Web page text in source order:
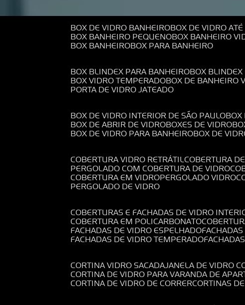
BOX DE VIDRO BANHEIRO BOX DE VIDRO
BOX BANHEIRO PEQUENO BOX BANHEIRO
BOX BANHEIRO BOX PARA BANHEIRO
BOX BLINDEX PARA BANHEIRO BOX
BOX VIDRO TEMPERADO BOX DE BANHEIRO
PORTA DE VIDRO JATEADO
BOX DE VIDRO INTERIOR DE SÃO PAULO
BOX DE ABRIR DE VIDRO BOXES DE VIDRO
BOX DE VIDRO PARA BANHEIRO BOX DE
COBERTURA VIDRO RETRÁTIL COBERTURA
PERGOLADO COM COBERTURA DE VIDRO
COBERTURA EM VIDRO PERGOLADO VIDRO
PERGOLADO DE VIDRO
COBERTURAS E FACHADAS DE VIDRO
COBERTURA EM POLICARBONATO
FACHADAS DE VIDRO ESPELHADO
FACHADAS DE VIDRO TEMPERADO
CORTINA VIDRO SACADA JANELA DE VIDRO
CORTINA DE VIDRO PARA VARANDA DE
CORTINA DE VIDRO DE CORRER CORTINAS